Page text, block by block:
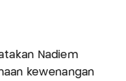
Nadiem
kewenangan